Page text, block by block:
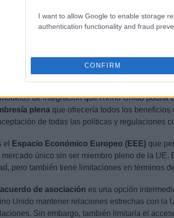
I want to allow Google to enable storage
authentication functionality and fraud
CONFIRM
de integración que Reino Unido podría
plena que ofrecería todos los beneficios
de todas las políticas y regulaciones
el Espacio Económico Europeo (EEE) que
único sin ser miembro pleno de la UE.
pero también tiene limitaciones en términos
acuerdo de asociación es una opción
Unido mantener relaciones estrechas con la
Sin embargo, también limitaría el